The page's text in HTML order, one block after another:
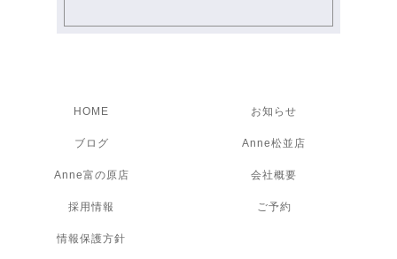
HOME お知らせ
ブログ Anne松並店
Anne富の原店 会社概要
採用情報 ご予約
情報保護方針